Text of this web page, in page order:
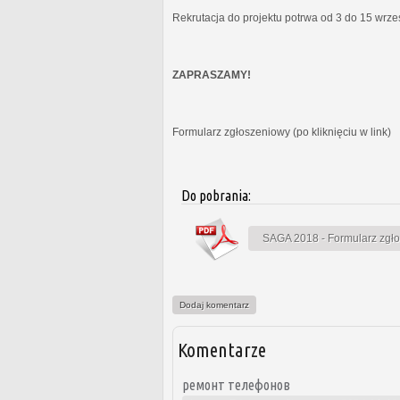
Rekrutacja do projektu potrwa od 3 do 15
ZAPRASZAMY!
Formularz zgłoszeniowy (po kliknięciu w link)
Do pobrania:
SAGA 2018 - Formularz
Dodaj komentarz
Komentarze
ремонт телефонов